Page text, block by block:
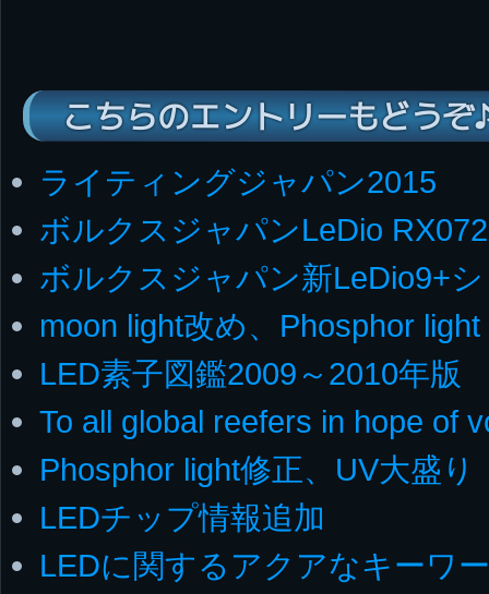
こちらのエントリーもどうぞ
ライティングジャパン2015
ボルクスジャパンLeDio
ボルクスジャパン新LeDio9+
moon light改め、Phosphor light
LED素子図鑑2009～2010年版
To all global reefers in hope of
Phosphor light修正、UV大盛り
LEDチップ情報追加
LEDに関するアクアなキーワ